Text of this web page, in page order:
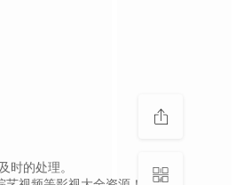
时的处理。